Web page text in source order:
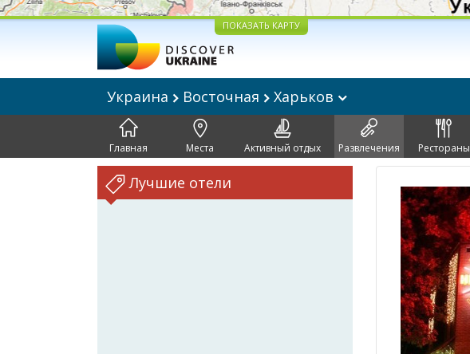
ПОКАЗАТЬ КАРТУ
Украина Восточная Харьков
Главная Места Активный отдых Развлечения Рестораны
Лучшие отели